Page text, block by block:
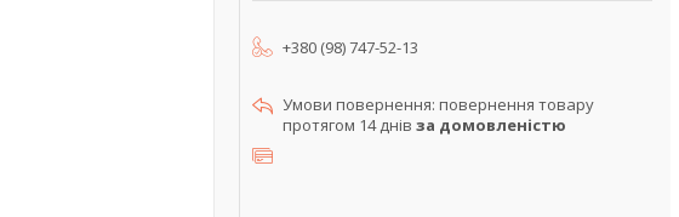
+380 (98) 747-52-13
повернення товару
протягом 14 днів за домовленістю